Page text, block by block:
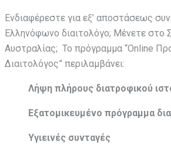
Ενδιαφέρεστε για εξ’ αποστάσεως
Ελληνόφωνο διαιτολόγο; Μένετε στο
Αυστραλίας; To πρόγραμμα “Online
Διαιτολόγος” περιλαμβάνει:
Λήψη πλήρους διατροφικού
Εξατομικευμένο πρόγραμμα
Υγιεινές συνταγές